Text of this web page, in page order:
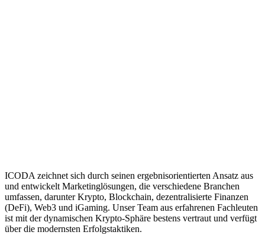
ICODA zeichnet sich durch seinen ergebnisorientierten Ansatz aus
und entwickelt Marketinglösungen, die verschiedene Branchen
umfassen, darunter Krypto, Blockchain, dezentralisierte Finanzen
(DeFi), Web3 und iGaming. Unser Team aus erfahrenen Fachleuten
ist mit der dynamischen Krypto-Sphäre bestens vertraut und verfügt
über die modernsten Erfolgstaktiken.